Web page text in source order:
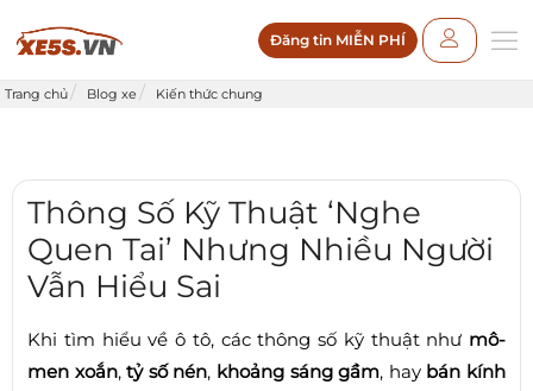
Đăng tin MIỄN PHÍ
Trang chủ Blog xe Kiến thức chung
Thông Số Kỹ Thuật ‘Nghe
Quen Tai’ Nhưng Nhiều Người
Vẫn Hiểu Sai
Khi tìm hiểu về ô tô, các thông số kỹ thuật như mô-
men xoắn,tỷ số nén, khoảng sáng gầm, hay bán kính